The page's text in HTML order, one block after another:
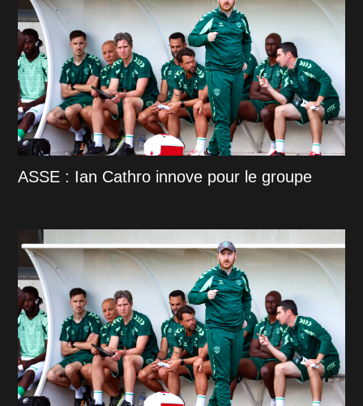
ASSE : Ian Cathro innove pour le groupe